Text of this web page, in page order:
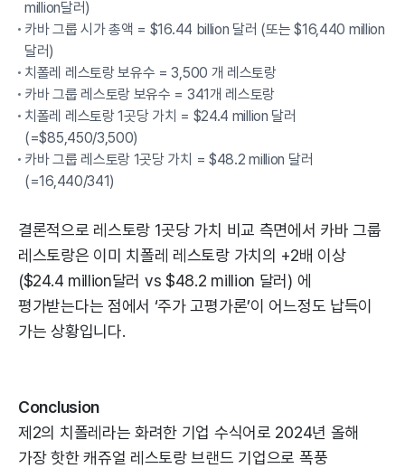
million달러)
카바 그룹 시가 총액 = $16.44 billion 달러 (또는 $16,440 million
달러)
치폴레 레스토랑 보유수 = 3,500 개 레스토랑
카바 그룹 레스토랑 보유수 = 341개 레스토랑
치폴레 레스토랑 1곳당 가치 = $24.4 million 달러
(=$85,450/3,500)
카바 그룹 레스토랑 1곳당 가치 = $48.2 million 달러
(=16,440/341)
결론적으로 레스토랑 1곳당 가치 비교 측면에서 카바 그룹
레스토랑은 이미 치폴레 레스토랑 가치의 +2배 이상
($24.4 million달러 vs $48.2 million 달러) 에
평가받는다는 점에서 ‘주가 고평가론’이 어느정도 납득이
가는 상황입니다.
Conclusion
제2의 치폴레라는 화려한 기업 수식어로 2024년 올해
가장 핫한 캐쥬얼 레스토랑 브랜드 기업으로 폭풍